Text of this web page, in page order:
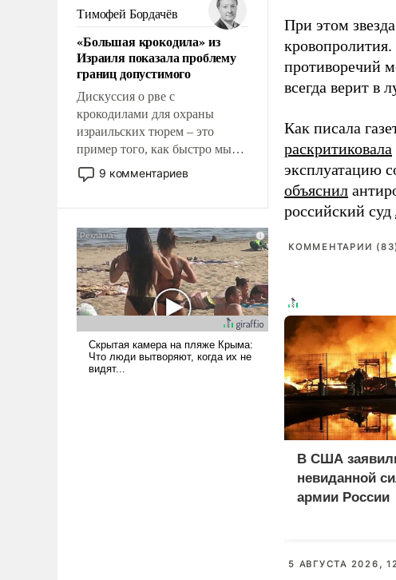
беспрекословно оплачиваться
за счет российских
налогоплательщиков и где за
свои поступки не нужно
отвечать.
Тимофей Бордачёв
«Большая крокодила» из
Израиля показала проблему
границ допустимого
Дискуссия о рве с
крокодилами для охраны
израильских тюрем – это
пример того, как быстро мы
двигаемся по пути
революционных изменений.
псевдонаучной фантастики,
стало всерьез обсуждаемой
идеей.
9 комментариев
При этом
противоречий
всегда верит в
Как писала
раскритиковала
эксплуатацию
объяснил
российский суд
КОММЕНТАРИИ
В США
невиданной
армии России
5 АВГУСТА 2026,